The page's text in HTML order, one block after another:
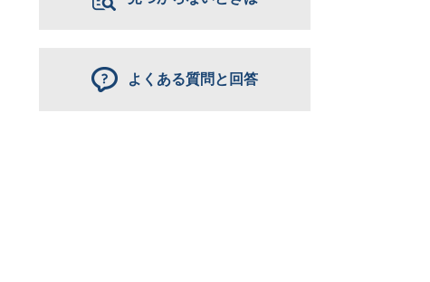
よくある質問と回答